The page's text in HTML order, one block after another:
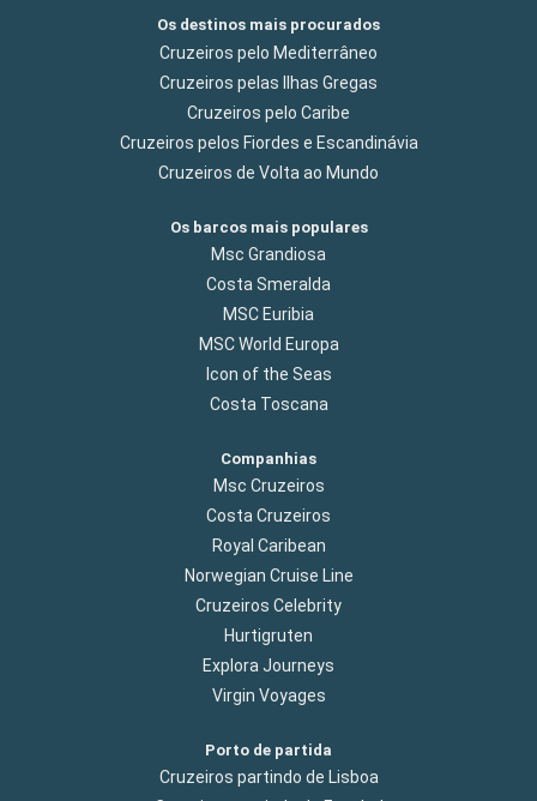
Os destinos mais procurados
Cruzeiros pelo Mediterrâneo
Cruzeiros pelas Ilhas Gregas
Cruzeiros pelo Caribe
Cruzeiros pelos Fiordes e Escandinávia
Cruzeiros de Volta ao Mundo
Os barcos mais populares
Msc Grandiosa
Costa Smeralda
MSC Euribia
MSC World Europa
Icon of the Seas
Costa Toscana
Companhias
Msc Cruzeiros
Costa Cruzeiros
Royal Caribean
Norwegian Cruise Line
Cruzeiros Celebrity
Hurtigruten
Explora Journeys
Virgin Voyages
Porto de partida
Cruzeiros partindo de Lisboa